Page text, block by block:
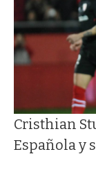
Cristhian
Española y